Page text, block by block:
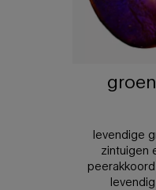
levendige
zintuigen